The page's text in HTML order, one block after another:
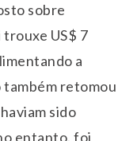
sobre
US$ 7
a
retomou
sido
entanto, foi